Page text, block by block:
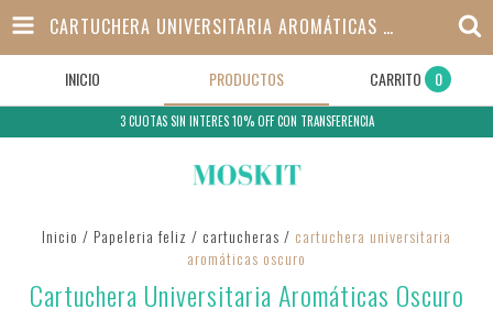
CARTUCHERA UNIVERSITARIA AROMÁTICAS OSCURO
INICIO PRODUCTOS CARRITO 0
3 CUOTAS SIN INTERES 10% OFF CON TRANSFERENCIA
Inicio / Papeleria feliz / cartucheras / cartuchera universitaria
aromáticas oscuro
Cartuchera Universitaria Aromáticas Oscuro